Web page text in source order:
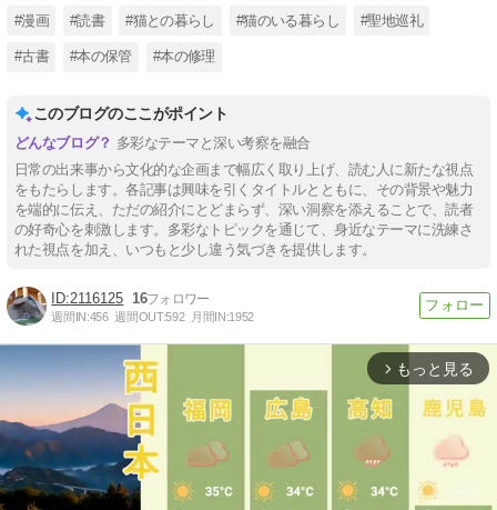
#漫画 #読書 #猫との暮らし #猫のいる暮らし #聖地巡礼
#古書 #本の保管 #本の修理
このブログのここがポイント
多彩なテーマと深い考察を融合
日常の出来事から文化的な企画まで幅広く取り上げ、読む人に新たな視点
をもたらします。各記事は興味を引くタイトルとともに、その背景や魅力
を端的に伝え、ただの紹介にとどまらず、深い洞察を添えることで、読者
の好奇心を刺激します。多彩なトピックを通じて、身近なテーマに洗練さ
れた視点を加え、いつもと少し違う気づきを提供します。
2116125 16
週間IN:456 週間OUT:592 月間IN:1952
arrow_forward_ios もっと見る